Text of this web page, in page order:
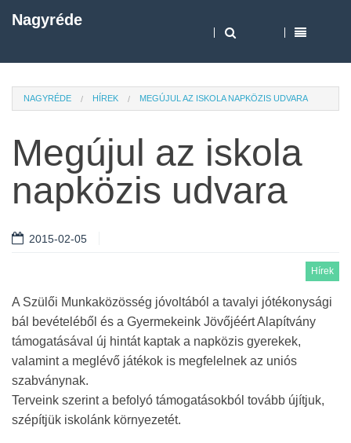
Nagyréde
NAGYRÉDE HÍREK MEGÚJUL AZ ISKOLA NAPKÖZIS UDVARA
Megújul az iskola
napközis udvara
2015-02-05
Hírek
A Szülői Munkaközösség jóvoltából a tavalyi jótékonysági
bál bevételéből és a Gyermekeink Jövőjéért Alapítvány
támogatásával új hintát kaptak a napközis gyerekek,
valamint a meglévő játékok is megfelelnek az uniós
szabványnak.
Terveink szerint a befolyó támogatásokból tovább újítjuk,
szépítjük iskolánk környezetét.